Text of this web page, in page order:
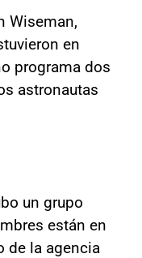
Wiseman,
en
programa dos
astronautas
un grupo
están en
de la agencia